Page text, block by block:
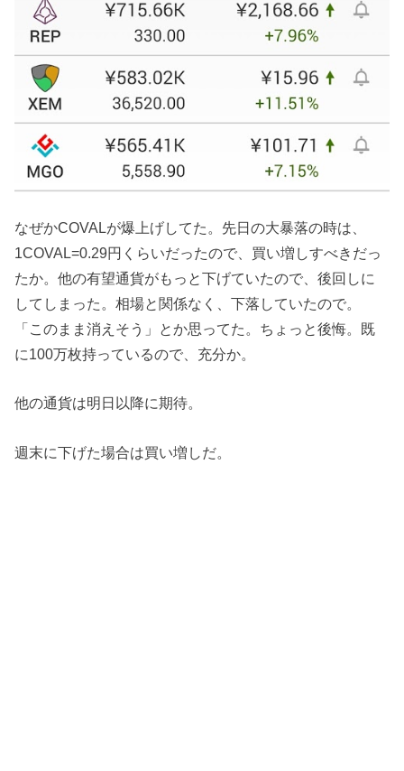
なぜかCOVALが爆上げしてた。先日の大暴落の時は、
1COVAL=0.29円くらいだったので、買い増しすべきだっ
たか。他の有望通貨がもっと下げていたので、後回しに
してしまった。相場と関係なく、下落していたので。
「このまま消えそう」とか思ってた。ちょっと後悔。既
に100万枚持っているので、充分か。
他の通貨は明日以降に期待。
週末に下げた場合は買い増しだ。